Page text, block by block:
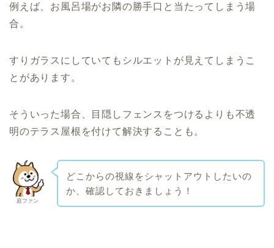
例えば、お風呂場がお隣の勝手口と当たってしまう場
合。
すりガラスにしていてもシルエットが見えてしまうこ
とがあります。
そういった場合、目隠しフェンスをつけるよりも不透
明のテラス屋根を付けて解決することも。
庭ファン
どこからの視線をシャットアウトしたいの
か、確認しておきましょう！